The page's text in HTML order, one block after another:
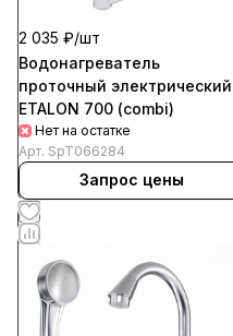
2 035 ₽/шт
Водонагреватель
проточный электрический
ETALON 700 (combi)
Нет на остатке
Арт. SpT066284
Запрос цены